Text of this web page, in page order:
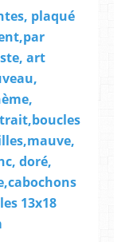
plaqué
art
doré,
13x18